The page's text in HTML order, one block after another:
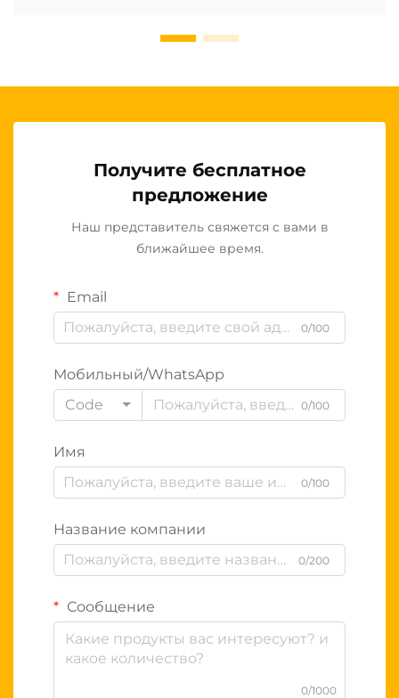
Получите бесплатное
предложение
Наш представитель свяжется с вами в
ближайшее время.
Email
0/100
Мобильный/WhatsApp
Code
0/100
Имя
0/100
Название компании
0/200
Сообщение
0/1000